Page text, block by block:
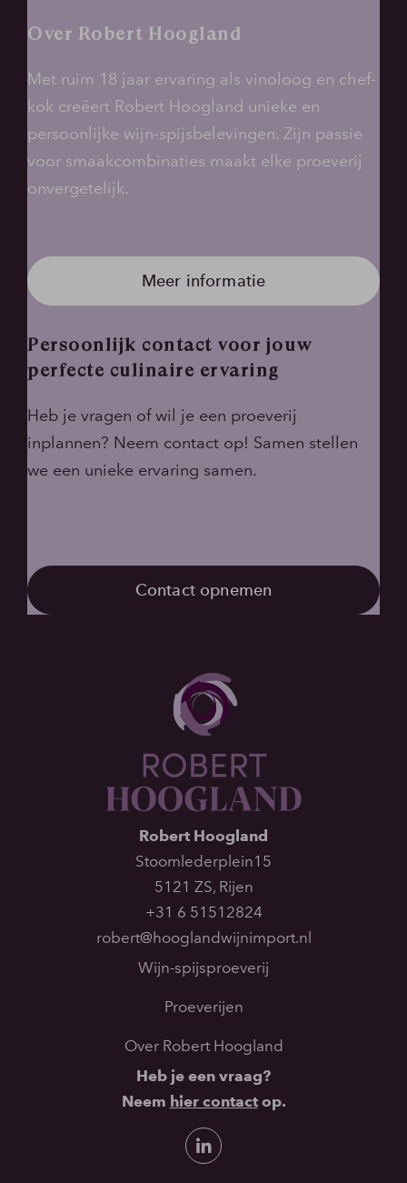
Over Robert Hoogland
Met ruim 18 jaar ervaring als vinoloog en chef-
kok creëert Robert Hoogland unieke en
persoonlijke wijn-spijsbelevingen. Zijn passie
voor smaakcombinaties maakt elke proeverij
onvergetelijk.
Meer informatie
Persoonlijk contact voor jouw
perfecte culinaire ervaring
Heb je vragen of wil je een proeverij
inplannen? Neem contact op! Samen stellen
we een unieke ervaring samen.
Contact opnemen
Robert Hoogland
Stoomlederplein15
5121 ZS, Rijen
+31 6 51512824
robert@hooglandwijnimport.nl
Wijn-spijsproeverij
Proeverijen
Over Robert Hoogland
Heb je een vraag?
Neem hier contactop.